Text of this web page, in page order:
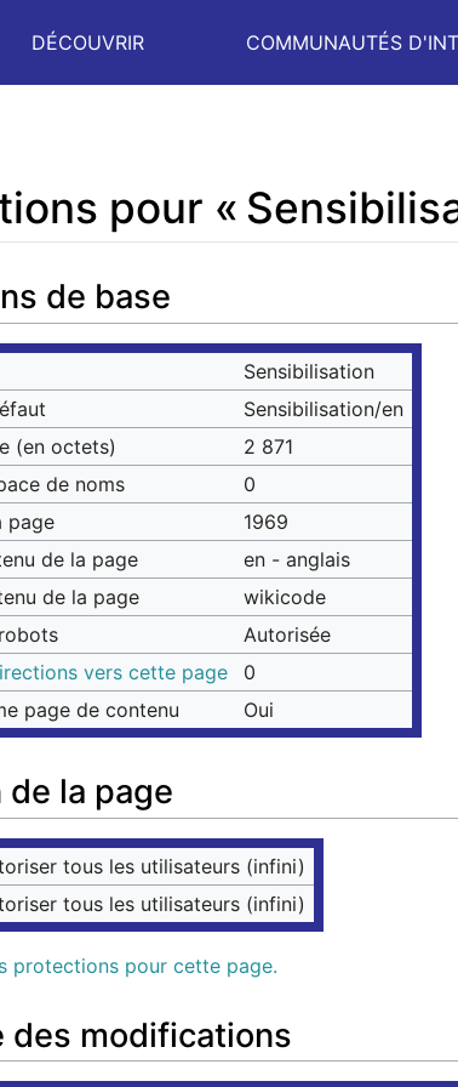
DÉCOUVRIR COMMUNAUTÉS
pour «
de base
Sensibilisation
Sensibilisation/en
(en octets)
2 871
de noms
0
page
1969
de la page
en - anglais
de la page
wikicode
Autorisée
vers cette page
0
page de contenu
Oui
la page
tous les utilisateurs (infini)
tous les utilisateurs (infini)
protections pour cette page.
des modifications